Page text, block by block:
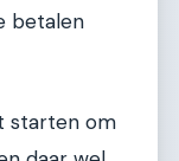
betalen
starten om